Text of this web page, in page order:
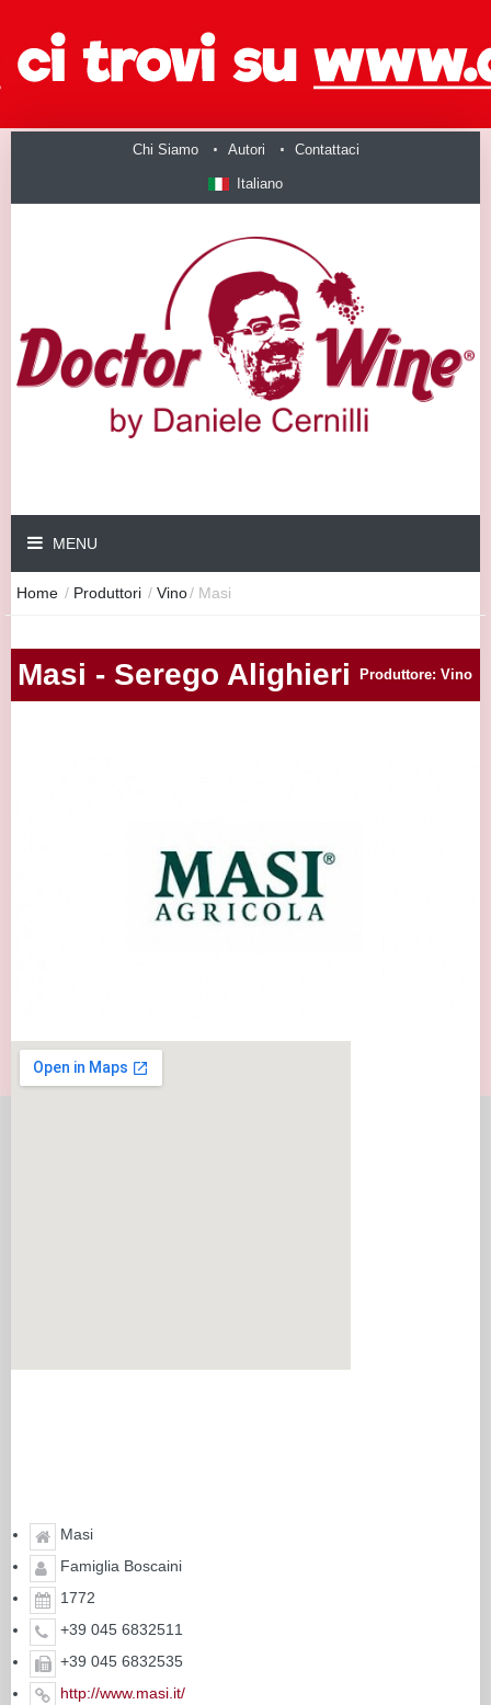
Chi Siamo Autori Contattaci
Italiano
MENU
Home / Produttori / Vino/ Masi
Masi - Serego Alighieri Produttore: Vino
Masi
Famiglia Boscaini
1772
+39 045 6832511
+39 045 6832535
http://www.masi.it/